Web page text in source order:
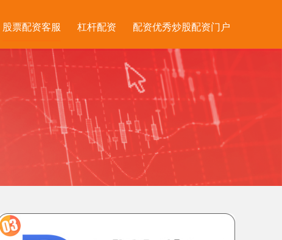
股票配资客服 杠杆配资 配资优秀炒股配资门户